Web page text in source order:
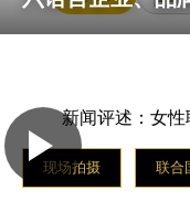
الاثنين باللغة العربي
名人媒体平
La plateforme
Медийная
в
新闻评述：女
现场拍摄 联合